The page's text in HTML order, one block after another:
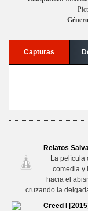
Capturas
Relatos
La película
comedia y
hacia el
cruzando la
Creed I